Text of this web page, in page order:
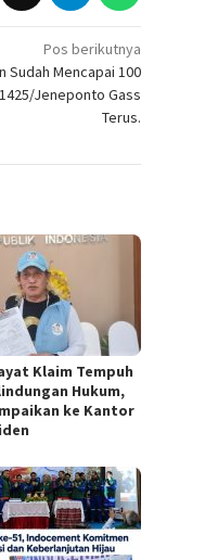
Pos berikutnya
Sudah Mencapai 100
Jeneponto Gass
Terus.
Klaim Tempuh
Hukum,
ke Kantor